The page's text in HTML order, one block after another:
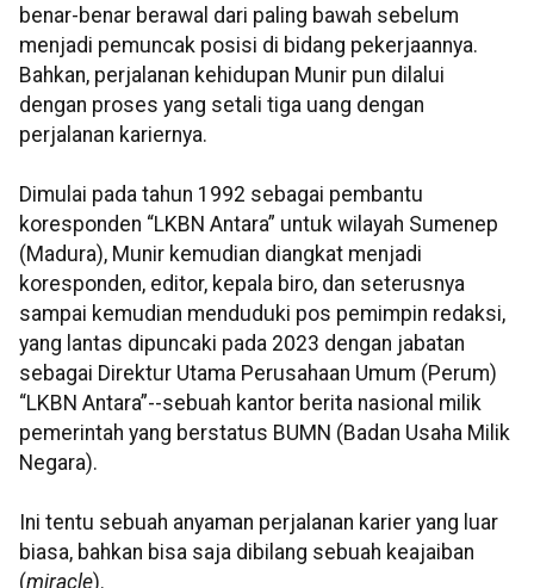
benar-benar berawal dari paling bawah sebelum
menjadi pemuncak posisi di bidang pekerjaannya.
Bahkan, perjalanan kehidupan Munir pun dilalui
dengan proses yang setali tiga uang dengan
perjalanan kariernya.
Dimulai pada tahun 1992 sebagai pembantu
koresponden “LKBN Antara” untuk wilayah Sumenep
(Madura), Munir kemudian diangkat menjadi
koresponden, editor, kepala biro, dan seterusnya
sampai kemudian menduduki pos pemimpin redaksi,
yang lantas dipuncaki pada 2023 dengan jabatan
sebagai Direktur Utama Perusahaan Umum (Perum)
“LKBN Antara”--sebuah kantor berita nasional milik
pemerintah yang berstatus BUMN (Badan Usaha Milik
Negara).
Ini tentu sebuah anyaman perjalanan karier yang luar
biasa, bahkan bisa saja dibilang sebuah keajaiban
(miracle).